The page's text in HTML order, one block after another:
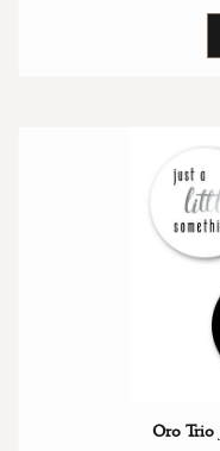
Oro Trio